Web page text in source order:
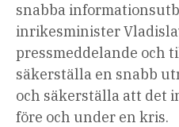
snabba
inrikesminister
pressmeddelande och
säkerställa en snabb
och säkerställa att det
före och under en kris.